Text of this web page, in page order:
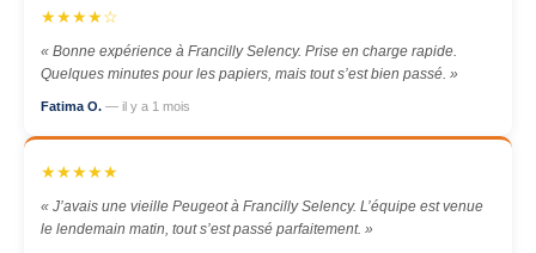
★★★★☆
« Bonne expérience à Francilly Selency. Prise en charge rapide.
Quelques minutes pour les papiers, mais tout s’est bien passé. »
Fatima O. — il y a 1 mois
★★★★★
« J’avais une vieille Peugeot à Francilly Selency. L’équipe est venue
le lendemain matin, tout s’est passé parfaitement. »